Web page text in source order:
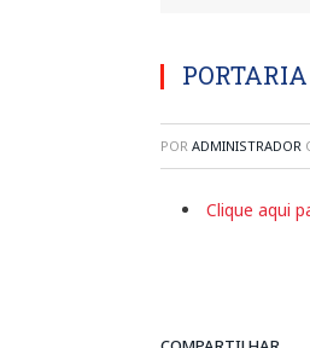
PORTARIA
POR ADMINISTRADOR
Clique aqui